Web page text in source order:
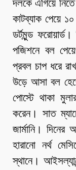
দলকে এগিয়ে
কাটব্যাক পেয়ে
ডর্টমুন্ড
পজিশনে বল
প্রবল চাপ ধরে
উড়ে আসা বল
পোস্টে থাকা
করেন। সাত
জার্মানি।
হারানো নর্থ
স্থানে।